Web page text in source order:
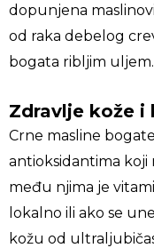
dopunjena
od raka debelog
bogata ribljim uljem.
Zdravlje kože i
Crne masline
antioksidantima koji
među njima je
lokalno ili ako se
kožu od